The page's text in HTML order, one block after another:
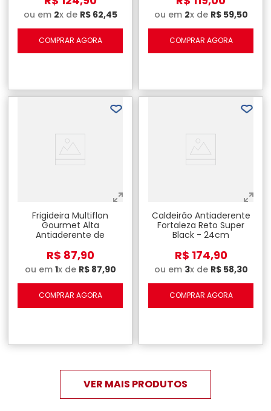
ou em 2x de R$ 62,45
COMPRAR AGORA
ou em 2x de R$ 59,50
COMPRAR AGORA
Frigideira Multiflon
Gourmet Alta
Antiaderente de
R$ 87,90
ou em 1x de R$ 87,90
COMPRAR AGORA
Caldeirão Antiaderente
Fortaleza Reto Super
Black - 24cm
R$ 174,90
ou em 3x de R$ 58,30
COMPRAR AGORA